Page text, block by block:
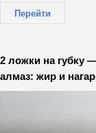
Перейти
2 ложки на губку
алмаз: жир и